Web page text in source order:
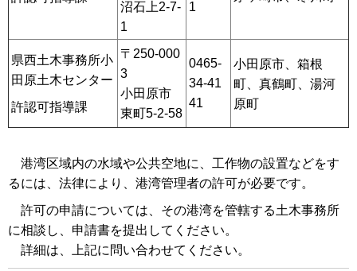
沼石上2-7-
1
1
県西土木事務所小
田原土木センター
許認可指導課
〒250-000
3
小田原市
東町5-2-58
0465-
34-41
41
小田原市、箱根
町、真鶴町、湯河
原町
港湾区域内の水域や公共空地に、工作物の設置などをす
るには、法律により、港湾管理者の許可が必要です。
許可の申請については、その港湾を管轄する土木事務所
に相談し、申請書を提出してください。
詳細は、上記に問い合わせてください。